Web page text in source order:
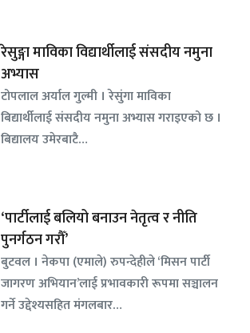
रेसुङ्गा माविका विद्यार्थीलाई संसदीय नमुना
अभ्यास
टोपलाल अर्याल गुल्मी । रेसुंगा माविका
बिद्यार्थीलाई संसदीय नमुना अभ्यास गराइएको छ ।
बिद्यालय उमेरबाटै…
‘पार्टीलाई बलियो बनाउन नेतृत्व र नीति
पुनर्गठन गरौँ’
बुटवल । नेकपा (एमाले) रुपन्देहीले ‘मिसन पार्टी
जागरण अभियान’लाई प्रभावकारी रूपमा सञ्चालन
गर्ने उद्देश्यसहित मंगलबार…